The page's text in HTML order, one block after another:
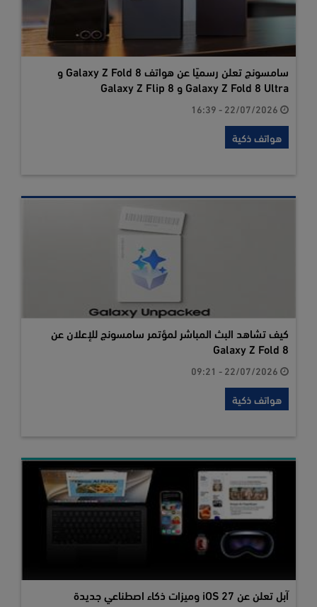
سامسونج تعلن رسميًا عن هواتف Galaxy Z Fold 8 و
Galaxy Z Fold 8 Ultra و Galaxy Z Flip 8
هواتف ذكية
كيف تشاهد البث المباشر لمؤتمر سامسونج للإعلان عن
Galaxy Z Fold 8
هواتف ذكية
آبل تعلن عن iOS 27 وميزات ذكاء اصطناعي جديدة